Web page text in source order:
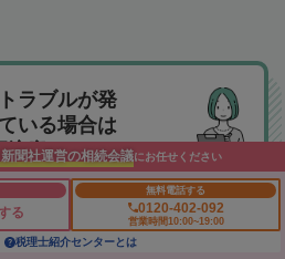
ラブルが発
いる場合は
注意！！
らない！遺言書の内容に納得
聞社運営の相続会議にお任せください
る
無料電話する
0120-402-092
営業時間10:00~19:00
税理士紹介センターとは